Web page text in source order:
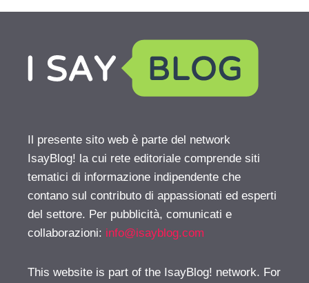
Il presente sito web è parte del network
IsayBlog! la cui rete editoriale comprende siti
tematici di informazione indipendente che
contano sul contributo di appassionati ed esperti
del settore. Per pubblicità, comunicati e
collaborazioni: info@isayblog.com
This website is part of the IsayBlog! network. For